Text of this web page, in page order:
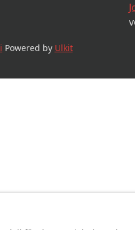
Powered by Ulkit